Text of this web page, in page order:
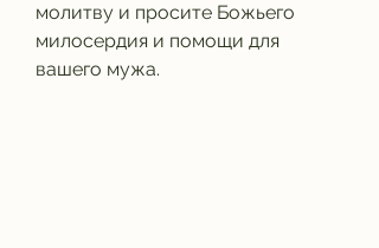
молитву и просите Божьего
милосердия и помощи для
вашего мужа.